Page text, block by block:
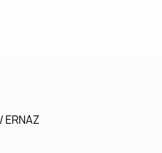
/ERNAZ